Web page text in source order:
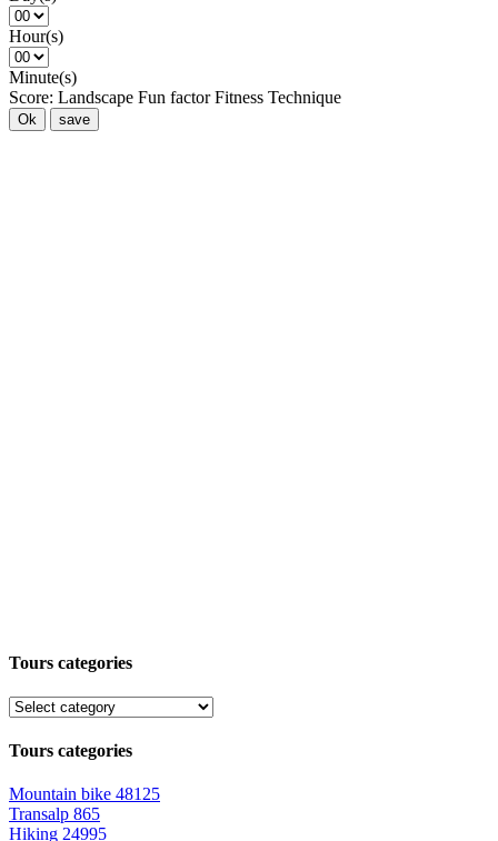
Hour(s)
Minute(s)
Score: Landscape Fun factor Fitness Technique
Ok save
Tours categories
Tours categories
Mountain bike 48125
Transalp 865
Hiking 24995